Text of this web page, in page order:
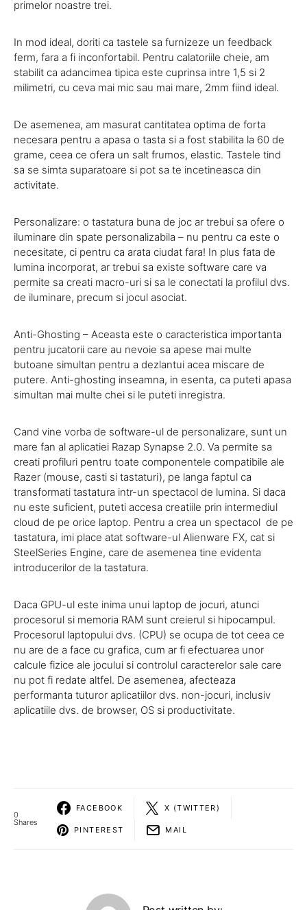
primelor noastre trei.
In mod ideal, doriti ca tastele sa furnizeze un feedback
ferm, fara a fi inconfortabil. Pentru calatoriile cheie, am
stabilit ca adancimea tipica este cuprinsa intre 1,5 si 2
milimetri, cu ceva mai mic sau mai mare, 2mm fiind ideal.
De asemenea, am masurat cantitatea optima de forta
necesara pentru a apasa o tasta si a fost stabilita la 60 de
grame, ceea ce ofera un salt frumos, elastic. Tastele tind
sa se simta suparatoare si pot sa te incetineasca din
activitate.
Personalizare: o tastatura buna de joc ar trebui sa ofere o
iluminare din spate personalizabila – nu pentru ca este o
necesitate, ci pentru ca arata ciudat fara! In plus fata de
lumina incorporat, ar trebui sa existe software care va
permite sa creati macro-uri si sa le conectati la profilul dvs.
de iluminare, precum si jocul asociat.
Anti-Ghosting – Aceasta este o caracteristica importanta
pentru jucatorii care au nevoie sa apese mai multe
butoane simultan pentru a dezlantui acea miscare de
putere. Anti-ghosting inseamna, in esenta, ca puteti apasa
simultan mai multe chei si le puteti inregistra.
Cand vine vorba de software-ul de personalizare, sunt un
mare fan al aplicatiei Razap Synapse 2.0. Va permite sa
creati profiluri pentru toate componentele compatibile ale
Razer (mouse, casti si tastaturi), pe langa faptul ca
transformati tastatura intr-un spectacol de lumina. Si daca
nu este suficient, puteti accesa creatiile prin intermediul
cloud de pe orice laptop. Pentru a crea un spectacol de pe
tastatura, imi place atat software-ul Alienware FX, cat si
SteelSeries Engine, care de asemenea tine evidenta
introducerilor de la tastatura.
Daca GPU-ul este inima unui laptop de jocuri, atunci
procesorul si memoria RAM sunt creierul si hipocampul.
Procesorul laptopului dvs. (CPU) se ocupa de tot ceea ce
nu are de a face cu grafica, cum ar fi efectuarea unor
calcule fizice ale jocului si controlul caracterelor sale care
nu pot fi redate altfel. De asemenea, afecteaza
performanta tuturor aplicatiilor dvs. non-jocuri, inclusiv
aplicatiile dvs. de browser, OS si productivitate.
0
Shares
FACEBOOK X (TWITTER)
PINTEREST MAIL